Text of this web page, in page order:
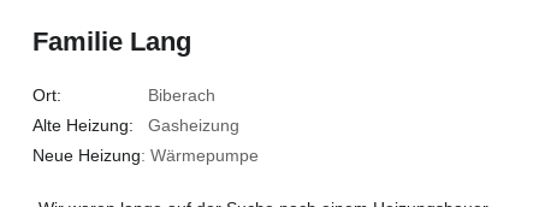
Familie Lang
Ort: Biberach
Alte Heizung: Gasheizung
Neue Heizung: Wärmepumpe